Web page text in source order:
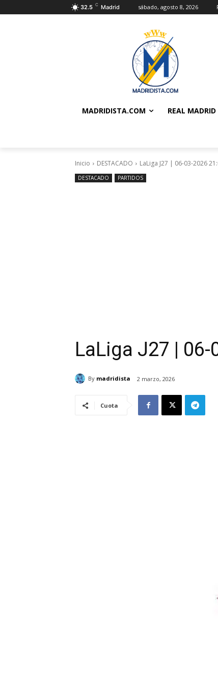
32.5 C Madrid sábado, agosto 8, 2026
MADRIDISTA.COM REAL MADRID
Inicio DESTACADO LaLiga J27 | 06-03-2026
DESTACADO PARTIDOS
LaLiga J27 | 06-
By madridista 2 marzo, 2026
Cuota